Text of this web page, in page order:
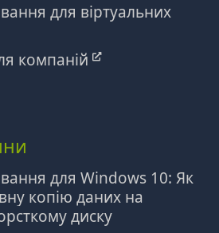
для віртуальних
компаній
для Windows 10: Як
копію даних на
диску